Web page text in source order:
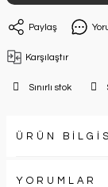
Paylaş
Karşılaştır
Sınırlı stok
ÜRÜN
YORUMLAR